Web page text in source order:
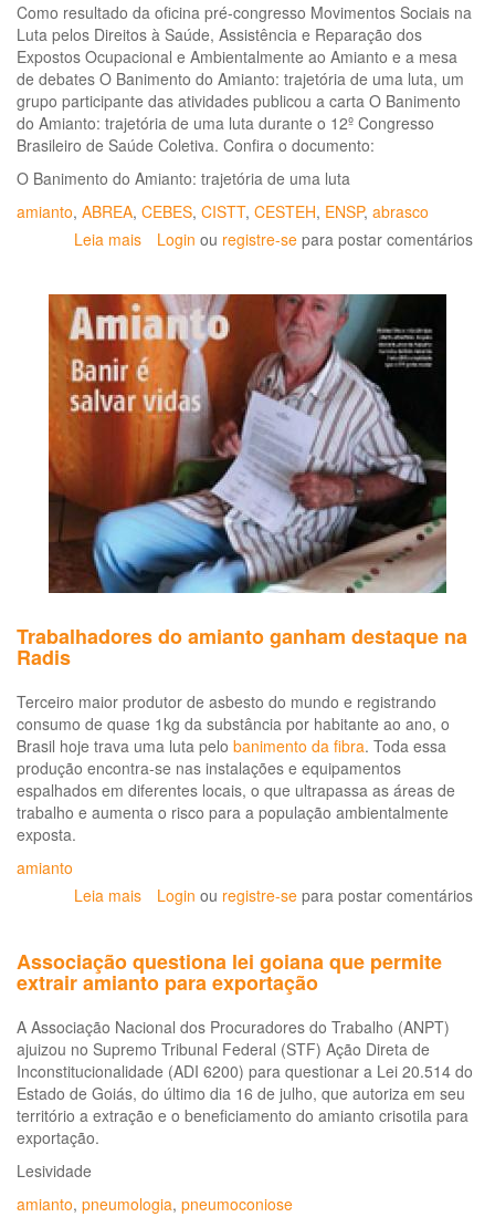
Como resultado da oficina pré-congresso Movimentos Sociais na
Luta pelos Direitos à Saúde, Assistência e Reparação dos
Expostos Ocupacional e Ambientalmente ao Amianto e a mesa
de debates O Banimento do Amianto: trajetória de uma luta, um
grupo participante das atividades publicou a carta O Banimento
do Amianto: trajetória de uma luta durante o 12º Congresso
Brasileiro de Saúde Coletiva. Confira o documento:
O Banimento do Amianto: trajetória de uma luta
amianto, ABREA, CEBES, CISTT, CESTEH, ENSP, abrasco
Leia mais sobre
Resistência
e
Luta
pelo
Banimento
do
Amianto
no
Brasil
e
justiça
para
as
vítimas
documento
Login ou registre-se para postar comentários
Trabalhadores do amianto ganham destaque na
Radis
Terceiro maior produtor de asbesto do mundo e registrando
consumo de quase 1kg da substância por habitante ao ano, o
Brasil hoje trava uma luta pelo banimento da fibra. Toda essa
produção encontra-se nas instalações e equipamentos
espalhados em diferentes locais, o que ultrapassa as áreas de
trabalho e aumenta o risco para a população ambientalmente
exposta.
amianto
Leia mais sobre
amianto
ganham
na
Radis
Login ou registre-se para postar comentários
Associação questiona lei goiana que permite
extrair amianto para exportação
A Associação Nacional dos Procuradores do Trabalho (ANPT)
ajuizou no Supremo Tribunal Federal (STF) Ação Direta de
Inconstitucionalidade (ADI 6200) para questionar a Lei 20.514 do
Estado de Goiás, do último dia 16 de julho, que autoriza em seu
território a extração e o beneficiamento do amianto crisotila para
exportação.
Lesividade
amianto, pneumologia, pneumoconiose